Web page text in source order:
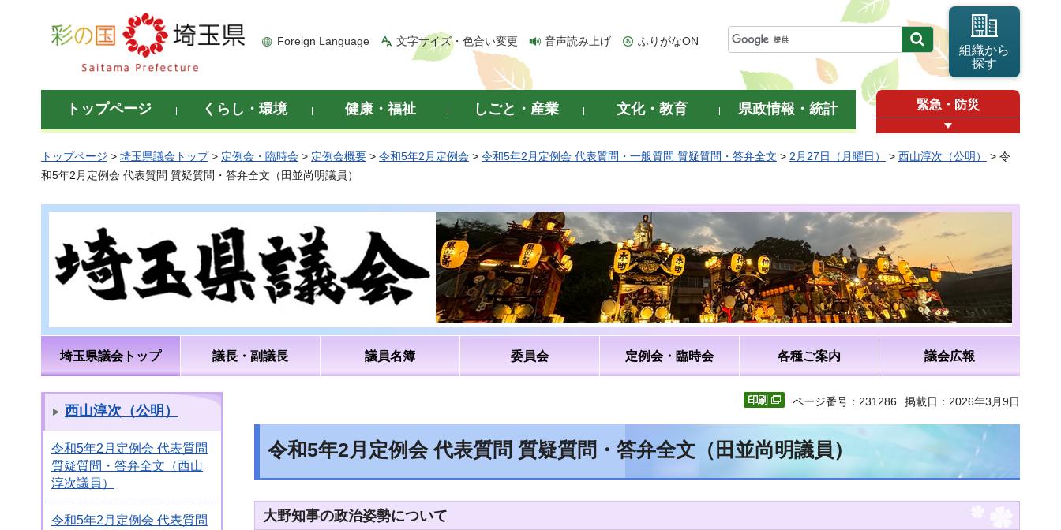
彩の国 埼玉県
Foreign Language 文字サイズ・色合い変更 音声読み上げ ふりがなON
組織から
探す
トップページ くらし・環境 健康・福祉 しごと・産業 文化・教育 県政情報・統計 緊急・防災
トップページ > 埼玉県議会トップ> 定例会・臨時会 > 定例会概要 > 令和5年2月定例会 > 令和5年2月定例会 代表質問・一般質問 質疑質問・答弁全文 > 2月27日（月曜日） > 西山淳次（公明）
> 令
和5年2月定例会 代表質問 質疑質問・答弁全文（田並尚明議員）
埼玉県議会トップ 議長・副議長 議員名簿 委員会 定例会・臨時会 各種ご案内 議会広報
西山淳次（公明）
令和5年2月定例会 代表質問
質疑質問・答弁全文（西山
淳次議員）
令和5年2月定例会 代表質問
ページ番号：231286 掲載日：2026年3月9日
令和5年2月定例会 代表質問 質疑質問・答弁全文（田並尚明議員）
大野知事の政治姿勢について